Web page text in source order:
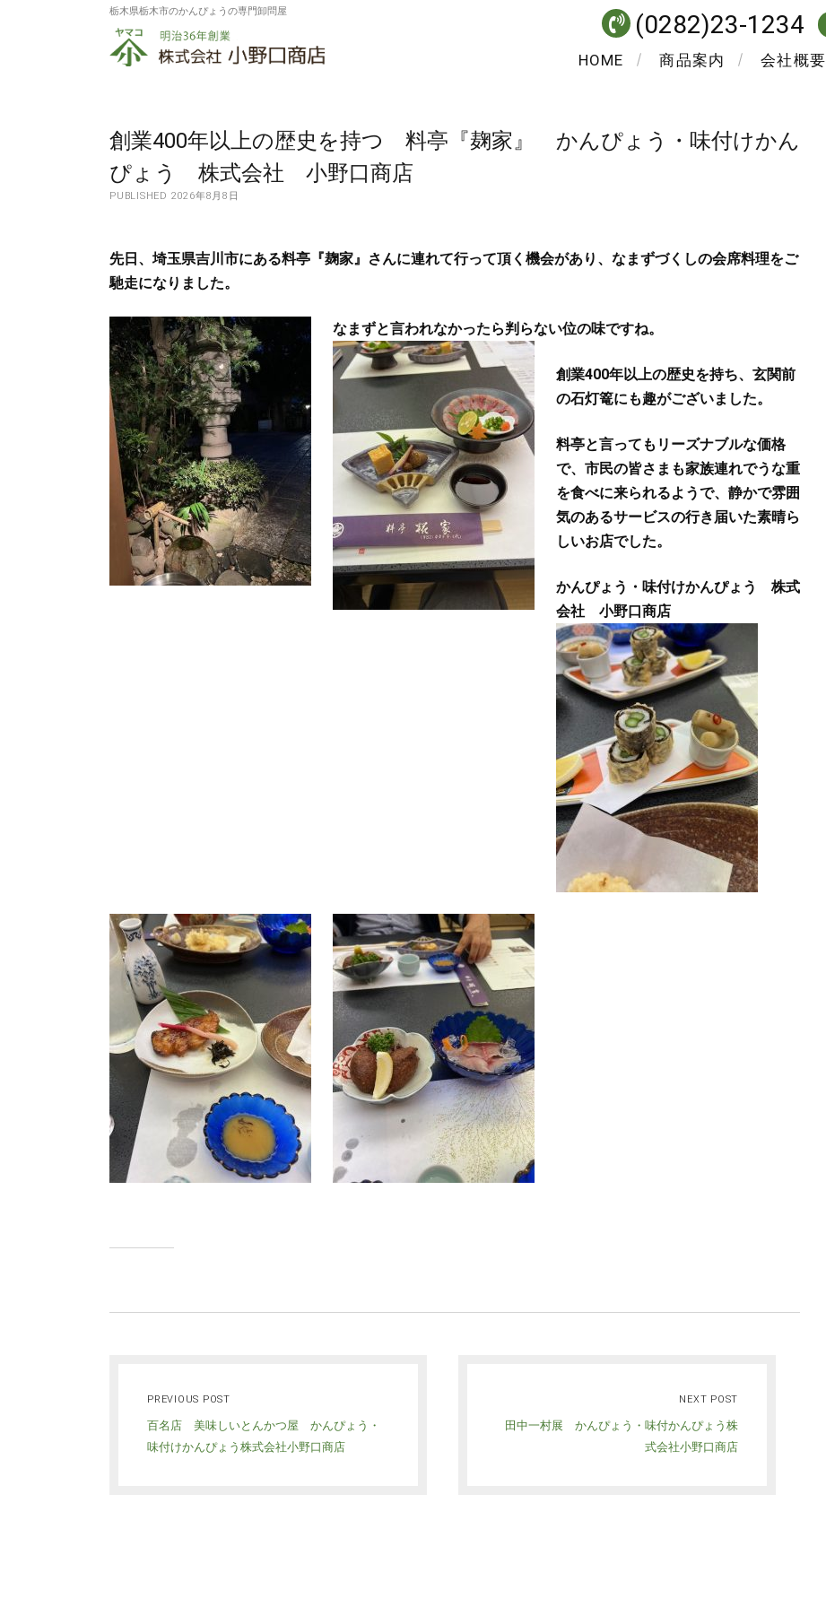
栃木県栃木市のかんぴょうの専門卸問屋
株
社
小
野
商
HOME 商品案内 会社概要
(0282)23-1234
創業400年以上の歴史を持つ 料亭『麹家』 かんぴょう・味付けかん
ぴょう 株式会社 小野口商店
PUBLISHED 2026年8月8日
先日、埼玉県吉川市にある料亭『麹家』さんに連れて行って頂く機会があり、なまずづくしの会席料理をご
馳走になりました。
なまずと言われなかったら判らない位の味ですね。
創業400年以上の歴史を持ち、玄関前
の石灯篭にも趣がございました。
料亭と言ってもリーズナブルな価格
で、市民の皆さまも家族連れでうな重
を食べに来られるようで、静かで雰囲
気のあるサービスの行き届いた素晴ら
しいお店でした。
かんぴょう・味付けかんぴょう 株式
会社 小野口商店
PREVIOUS POST
百名店 美味しいとんかつ屋 かんぴょう・
味付けかんぴょう株式会社小野口商店
NEXT POST
田中一村展 かんぴょう・味付かんぴょう株
式会社小野口商店